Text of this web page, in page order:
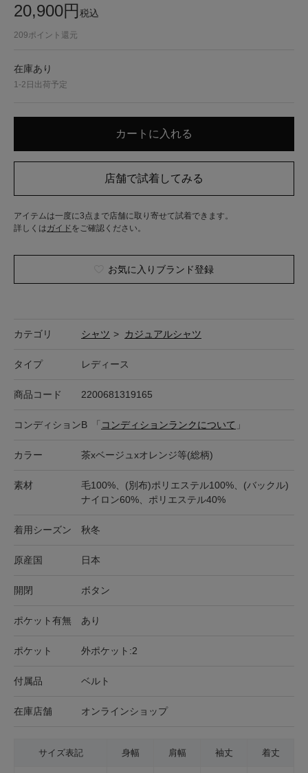
20,900円税込
209ポイント還元
在庫あり
1-2日出荷予定
アイテムは一度に3点まで店舗に取り寄せて試着できます。
詳しくはガイド をご確認ください。
お気に入りブランド登録
カテゴリ シャツ > カジュアルシャツ
タイプ レディース
商品コード 2200681319165
コンディションB 「 コンディションランクについて 」
カラー 茶xベージュxオレンジ等(総柄)
素材
毛100%、(別布)ポリエステル100%、(バックル)
ナイロン60%、ポリエステル40%
着用シーズン 秋冬
原産国 日本
開閉 ボタン
ポケット有無 あり
ポケット 外ポケット:2
付属品 ベルト
在庫店舗 オンラインショップ
サイズ表記 身幅 肩幅 袖丈 着丈